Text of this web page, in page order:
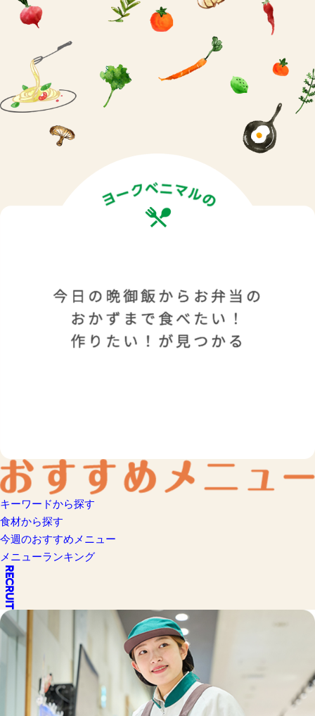
キーワードから探す
食材から探す
今週のおすすめメニュー
メニューランキング
RECRUIT